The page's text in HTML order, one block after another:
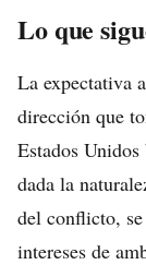
Lo que
La expectativa
dirección que
Estados
dada la
del conflicto,
intereses de